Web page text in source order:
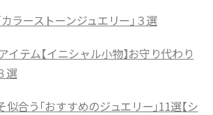
ラーストーンジュエリー」３選
イテム【イニシャル小物】お守り代わり
選
合う「おすすめのジュエリー」11選【シ